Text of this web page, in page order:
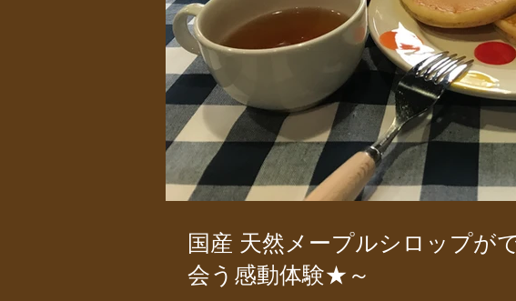
国産 天然メープルシロップが
会う感動体験★～